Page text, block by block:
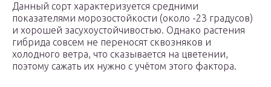
Данный сорт характеризуется средними
показателями морозостойкости (около -23 градусов)
и хорошей засухоустойчивостью. Однако растения
гибрида совсем не переносят сквозняков и
холодного ветра, что сказывается на цветении,
поэтому сажать их нужно с учётом этого фактора.